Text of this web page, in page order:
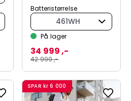
Batteristørrelse
461WH
På lager
42 999 ,-
34 999 ,-
SPAR kr 6 000